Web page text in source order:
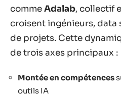
commeAdalab, collectif
croisent ingénieurs,
de projets. Cette
de trois axes principaux :
Montée en compétences
outils IA